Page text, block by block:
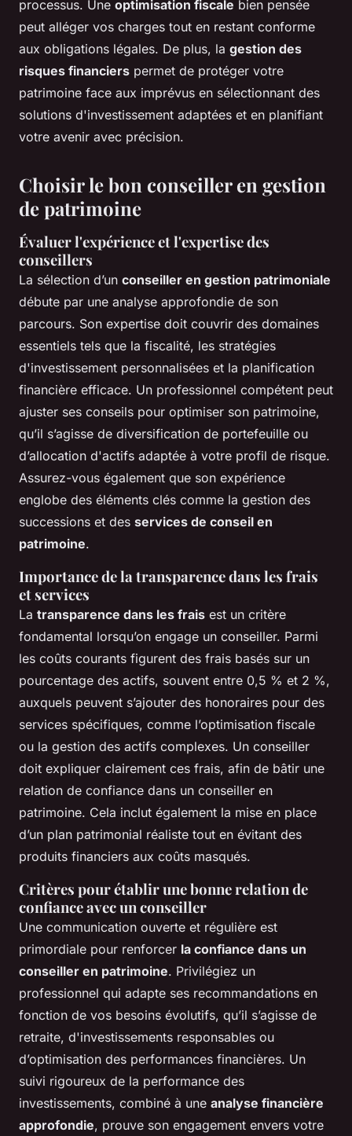
processus. Une optimisation fiscale bien pensée
peut alléger vos charges tout en restant conforme
aux obligations légales. De plus, la gestion des
risques financiers permet de protéger votre
patrimoine face aux imprévus en sélectionnant des
solutions d'investissement adaptées et en planifiant
votre avenir avec précision.
Choisir le bon conseiller en gestion
de patrimoine
Évaluer l'expérience et l'expertise des
conseillers
La sélection d’un conseiller en gestion patrimoniale
débute par une analyse approfondie de son
parcours. Son expertise doit couvrir des domaines
essentiels tels que la fiscalité, les stratégies
d'investissement personnalisées et la planification
financière efficace. Un professionnel compétent peut
ajuster ses conseils pour optimiser son patrimoine,
qu’il s’agisse de diversification de portefeuille ou
d’allocation d'actifs adaptée à votre profil de risque.
Assurez-vous également que son expérience
englobe des éléments clés comme la gestion des
successions et des services de conseil en
patrimoine.
Importance de la transparence dans les frais
et services
La transparence dans les frais est un critère
fondamental lorsqu’on engage un conseiller. Parmi
les coûts courants figurent des frais basés sur un
pourcentage des actifs, souvent entre 0,5 % et 2 %,
auxquels peuvent s’ajouter des honoraires pour des
services spécifiques, comme l’optimisation fiscale
ou la gestion des actifs complexes. Un conseiller
doit expliquer clairement ces frais, afin de bâtir une
relation de confiance dans un conseiller en
patrimoine. Cela inclut également la mise en place
d’un plan patrimonial réaliste tout en évitant des
produits financiers aux coûts masqués.
Critères pour établir une bonne relation de
confiance avec un conseiller
Une communication ouverte et régulière est
primordiale pour renforcer la confiance dans un
conseiller en patrimoine. Privilégiez un
professionnel qui adapte ses recommandations en
fonction de vos besoins évolutifs, qu’il s’agisse de
retraite, d'investissements responsables ou
d’optimisation des performances financières. Un
suivi rigoureux de la performance des
investissements, combiné à une analyse financière
approfondie, prouve son engagement envers votre